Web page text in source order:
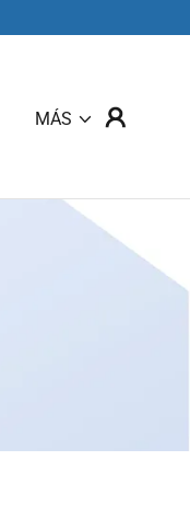
MÁS